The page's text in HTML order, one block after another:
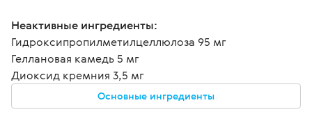
Неактивные ингредиенты:
Гидроксипропилметилцеллюлоза 95 мг
Геллановая камедь 5 мг
Диоксид кремния 3,5 мг
Основные ингредиенты